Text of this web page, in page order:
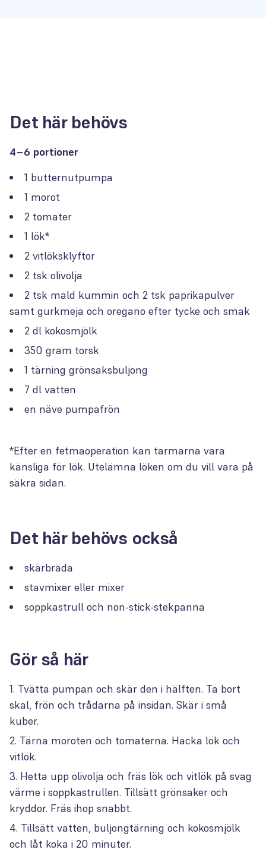
Det här behövs
4–6 portioner
1 butternutpumpa
1 morot
2 tomater
1 lök*
2 vitlöksklyftor
2 tsk olivolja
2 tsk mald kummin och 2 tsk paprikapulver
samt gurkmeja och oregano efter tycke och smak
2 dl kokosmjölk
350 gram torsk
1 tärning grönsaksbuljong
7 dl vatten
en näve pumpafrön
*Efter en fetmaoperation kan tarmarna vara
känsliga för lök. Utelämna löken om du vill vara på
säkra sidan.
Det här behövs också
skärbräda
stavmixer eller mixer
soppkastrull och non-stick-stekpanna
Gör så här
Tvätta pumpan och skär den i hälften. Ta bort
skal, frön och trådarna på insidan. Skär i små
kuber.
Tärna moroten och tomaterna. Hacka lök och
vitlök.
Hetta upp olivolja och fräs lök och vitlök på svag
värme i soppkastrullen. Tillsätt grönsaker och
kryddor. Fräs ihop snabbt.
Tillsätt vatten, buljongtärning och kokosmjölk
och låt koka i 20 minuter.